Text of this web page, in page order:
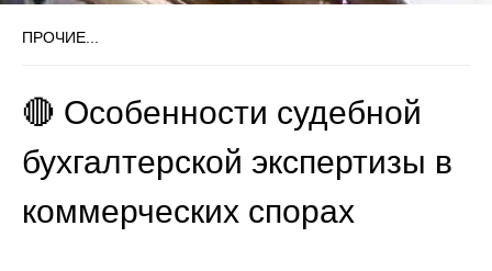
ПРОЧИЕ...
🔴 Особенности судебной
бухгалтерской экспертизы в
коммерческих спорах